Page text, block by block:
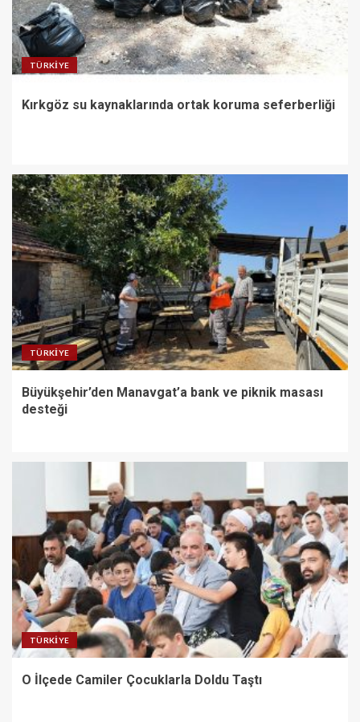
TÜRKIYE
Kırkgöz su kaynaklarında ortak koruma seferberliği
TÜRKIYE
Büyükşehir’den Manavgat’a bank ve piknik masası
desteği
TÜRKIYE
O İlçede Camiler Çocuklarla Doldu Taştı